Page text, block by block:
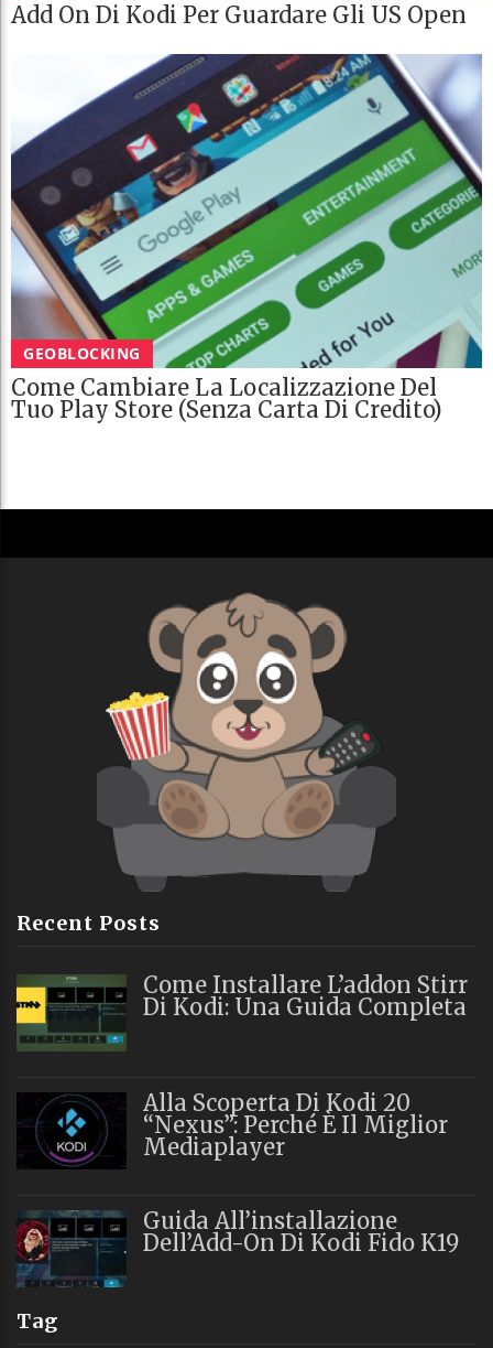
Add On Di Kodi Per Guardare Gli US Open
GEOBLOCKING
Come Cambiare La Localizzazione Del
Tuo Play Store (senza Carta Di Credito)
Recent Posts
Come Installare L’addon Stirr
Di Kodi: Una Guida Completa
Alla Scoperta Di Kodi 20
“Nexus”: Perché È Il Miglior
Mediaplayer
Guida All’installazione
Dell’Add-On Di Kodi Fido K19
Tag